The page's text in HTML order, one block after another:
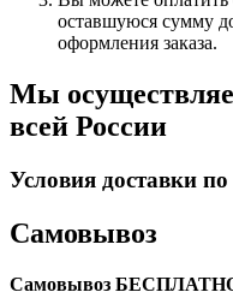
оставшуюся сумму
оформления заказа.
Мы
всей России
Условия доставки
Самовывоз
Самовывоз